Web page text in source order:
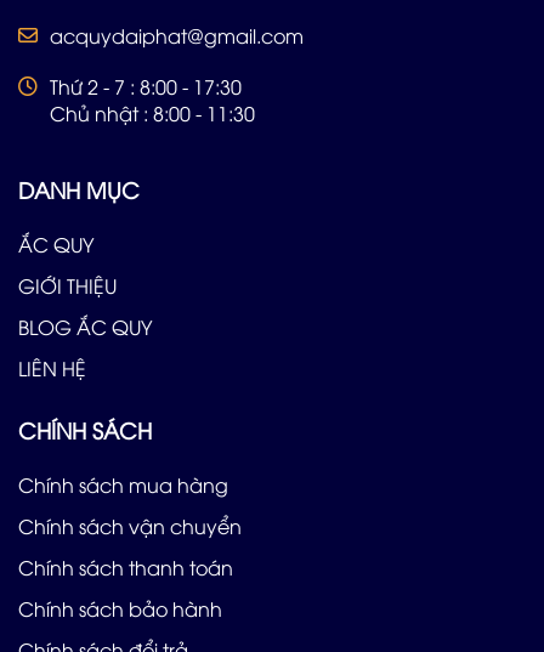
acquydaiphat@gmail.com
Thứ 2 - 7 : 8:00 - 17:30
Chủ nhật : 8:00 - 11:30
DANH MỤC
ẮC QUY
GIỚI THIỆU
BLOG ẮC QUY
LIÊN HỆ
CHÍNH SÁCH
Chính sách mua hàng
Chính sách vận chuyển
Chính sách thanh toán
Chính sách bảo hành